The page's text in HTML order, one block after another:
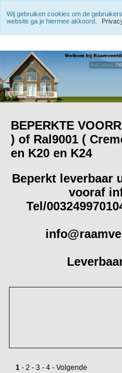
BEPERKTE
) of Ral9001 (
en K20 en K24
Beperkt leverbaar
vooraf
Tel/
1 - 2 - 3 - 4 - Volgende
Wij gebruiken cookies om de
website ga je hiermee akkoord.